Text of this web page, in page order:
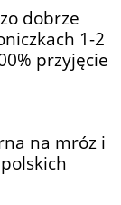
dobrze
1-2
przyjęcie
na mróz i